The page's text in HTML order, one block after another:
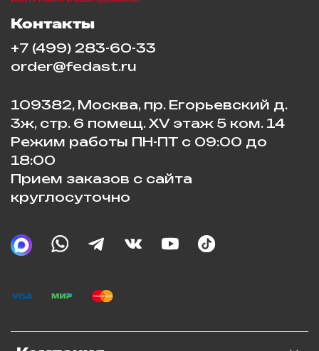
Контакты
+7 (499) 283-60-33
order@fedast.ru
109382, Москва, пр. Егорьевский д.
3ж, стр. 6 помещ. XV этаж 5 ком. 14
Режим работы ПН-ПТ с 09:00 до
18:00
Прием заказов с сайта
круглосуточно